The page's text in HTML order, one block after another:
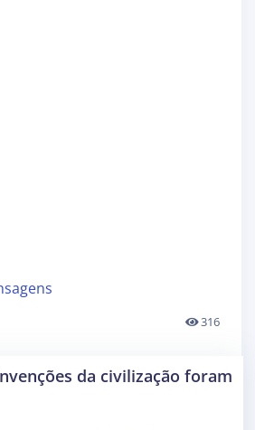
316
da civilização foram